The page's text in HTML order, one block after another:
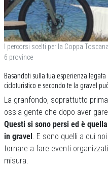
I percorsi scelti per la Coppa
6 province
Basandoti sulla tua esperienza
cicloturistico e secondo te la gravel
La granfondo, soprattutto
ossia gente che dopo aver
Questi si sono persi ed è
in gravel. E sono quelli a cui
tornare a fare eventi
misura.